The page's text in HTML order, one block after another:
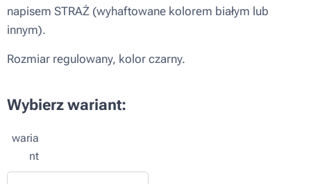
napisem STRAŻ (wyhaftowane kolorem białym lub
innym).
Rozmiar regulowany, kolor czarny.
Wybierz wariant:
waria
nt